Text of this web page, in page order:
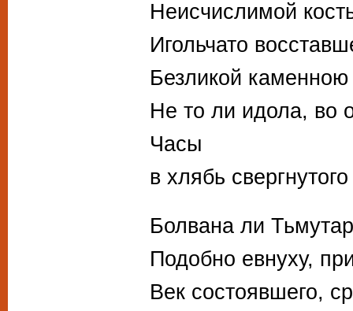
Неисчислимой
Игольчато
Безликой
Не то ли идола, во
Часы
в хлябь
Болвана ли
Подобно евнуху,
Век состоявшего,